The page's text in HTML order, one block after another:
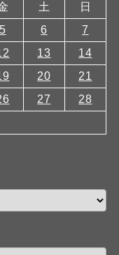
土
日
5 6
7
13
14
20
21
27
28